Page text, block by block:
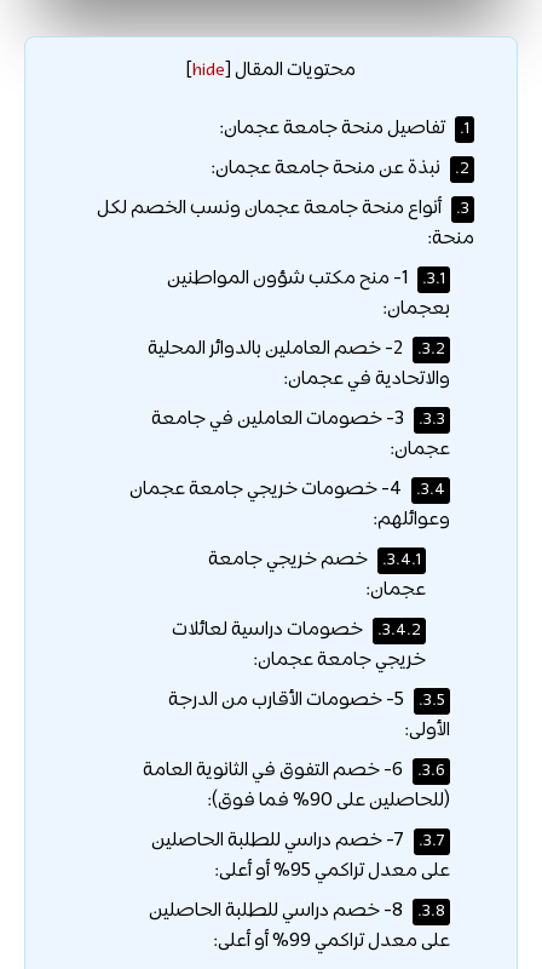
محتويات المقال [
hide
]
1. تفاصيل منحة جامعة عجمان:
2. نبذة عن منحة جامعة عجمان:
3.
أنواع منحة جامعة عجمان ونسب الخصم لكل
منحة:
3.1.
1- منح مكتب شؤون المواطنين
بعجمان:
3.2.
2- خصم العاملين بالدوائر المحلية
والاتحادية في عجمان:
3.3.
3- خصومات العاملين في جامعة
عجمان:
3.4.
4- خصومات خريجي جامعة عجمان
وعوائلهم:
3.4.1.
خصم خريجي جامعة
عجمان:
3.4.2.
خصومات دراسية لعائلات
خريجي جامعة عجمان:
3.5.
5- خصومات الأقارب من الدرجة
الأولى:
3.6.
6- خصم التفوق في الثانوية العامة
(للحاصلين على 90% فما فوق):
3.7.
7- خصم دراسي للطلبة الحاصلين
على معدل تراكمي 95% أو أعلى:
3.8.
8- خصم دراسي للطلبة الحاصلين
على معدل تراكمي 99% أو أعلى: